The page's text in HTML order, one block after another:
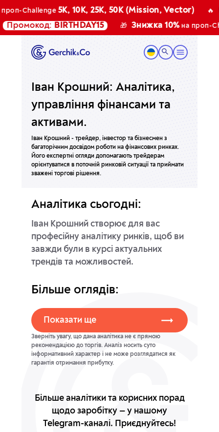
Challenge5K, 10K, 25K, 50K (Mission, Vector)
Промокод:BIRTHDAY15 Знижка 10%на проп-
Іван Крошний: Аналітика,
управління фінансами та
активами.
Іван Крошний - трейдер, інвестор та бізнесмен з
багаторічним досвідом роботи на фінансових ринках.
Його експертні огляди допомагають трейдерам
орієнтуватися в поточній ринковій ситуації та приймати
зважені торгові рішення.
Аналітика сьогодні:
Іван Крошний створює для вас
професійну аналітику ринків, щоб ви
завжди були в курсі актуальних
трендів та можливостей.
Більше оглядів:
Показати ще
Зверніть увагу, що дана аналітика не є прямою
рекомендацією до торгів. Аналіз носить суто
інформативний характер і не може розглядатися як
гарантія отримання прибутку.
Більше аналітики та корисних порад
щодо заробітку — у нашому
Telegram-каналі. Приєднуйтесь!